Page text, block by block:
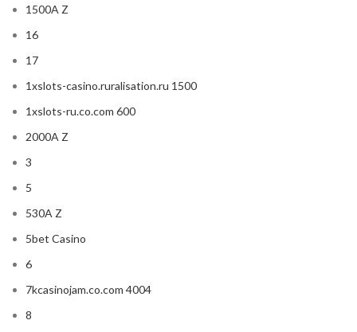
1500A Z
16
17
1xslots-casino.ruralisation.ru 1500
1xslots-ru.co.com 600
2000A Z
3
5
530A Z
5bet Casino
6
7kcasinojam.co.com 4004
8